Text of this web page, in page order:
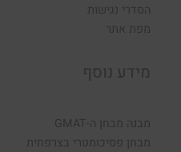
הסדרי נגישות
מפת אתר
מידע נוסף
מבנה מבחן ה-GMAT
מבחן פסיכומטרי בצרפתית